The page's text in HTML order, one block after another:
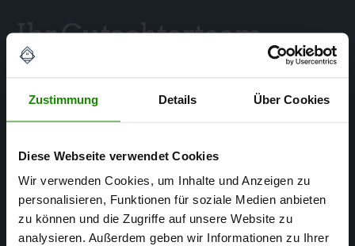
Zustimmung Details Über Cookies
Diese Webseite verwendet Cookies
Wir verwenden Cookies, um Inhalte und Anzeigen zu
personalisieren, Funktionen für soziale Medien anbieten
zu können und die Zugriffe auf unsere Website zu
analysieren. Außerdem geben wir Informationen zu Ihrer
Ihr Gutachterteam
in der Oberpfalz